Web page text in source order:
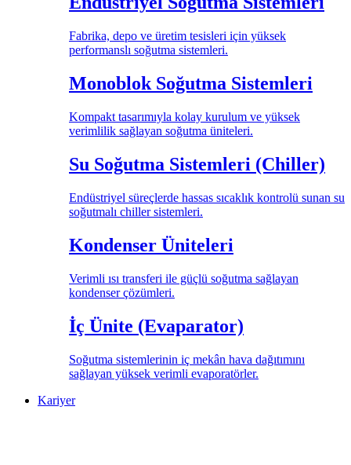
Fabrika, depo ve üretim tesisleri için yüksek
performanslı soğutma sistemleri.
Monoblok Soğutma Sistemleri
Kompakt tasarımıyla kolay kurulum ve yüksek
verimlilik sağlayan soğutma üniteleri.
Su Soğutma Sistemleri (Chiller)
Endüstriyel süreçlerde hassas sıcaklık kontrolü sunan su
soğutmalı chiller sistemleri.
Kondenser Üniteleri
Verimli ısı transferi ile güçlü soğutma sağlayan
kondenser çözümleri.
İç Ünite (Evaparator)
Soğutma sistemlerinin iç mekân hava dağıtımını
sağlayan yüksek verimli evaporatörler.
Kariyer